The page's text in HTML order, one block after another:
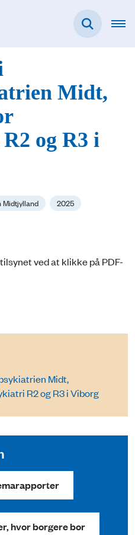
Midt,
og R3 i
Midtjylland 2025
ved at klikke på PDF-
Midt,
R2 og R3 i Viborg
hvor borgere bor